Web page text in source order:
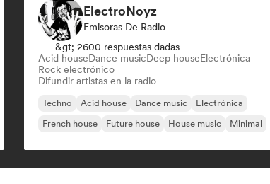
ElectroNoyz
Emisoras De Radio
&gt; 2600 respuestas dadas
Acid houseDance musicDeep houseElectrónica
Rock electrónico
Difundir artistas en la radio
Techno Acid house Dance music
Electrónica
French house
Future house House music Minimal